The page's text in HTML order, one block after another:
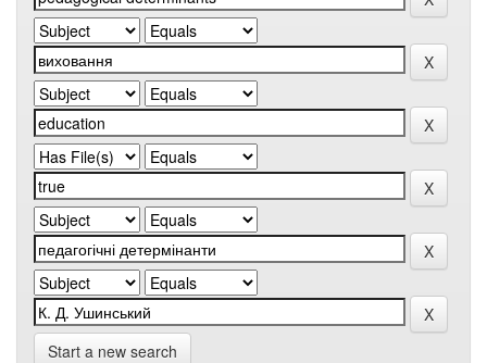
Start a new search